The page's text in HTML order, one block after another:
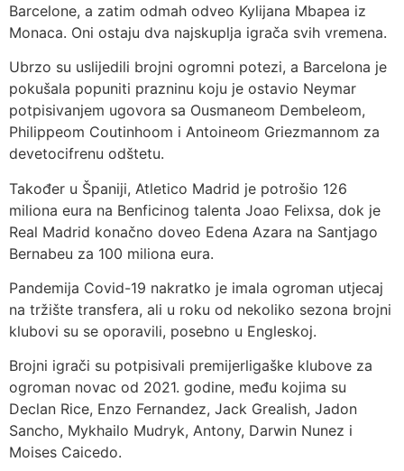
Barcelone, a zatim odmah odveo Kylijana Mbapea iz
Monaca. Oni ostaju dva najskuplja igrača svih vremena.
Ubrzo su uslijedili brojni ogromni potezi, a Barcelona je
pokušala popuniti prazninu koju je ostavio Neymar
potpisivanjem ugovora sa Ousmaneom Dembeleom,
Philippeom Coutinhoom i Antoineom Griezmannom za
devetocifrenu odštetu.
Također u Španiji, Atletico Madrid je potrošio 126
miliona eura na Benficinog talenta Joao Felixsa, dok je
Real Madrid konačno doveo Edena Azara na Santjago
Bernabeu za 100 miliona eura.
Pandemija Covid-19 nakratko je imala ogroman utjecaj
na tržište transfera, ali u roku od nekoliko sezona brojni
klubovi su se oporavili, posebno u Engleskoj.
Brojni igrači su potpisivali premijerligaške klubove za
ogroman novac od 2021. godine, među kojima su
Declan Rice, Enzo Fernandez, Jack Grealish, Jadon
Sancho, Mykhailo Mudryk, Antony, Darwin Nunez i
Moises Caicedo.